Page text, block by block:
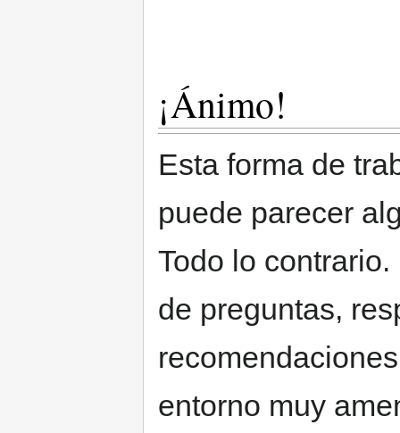
¡Ánimo!
Esta forma de
puede parecer
Todo lo
de preguntas,
entorno muy